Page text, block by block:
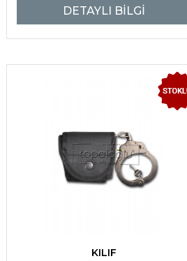
DETAYLI BİLGİ
KILIF